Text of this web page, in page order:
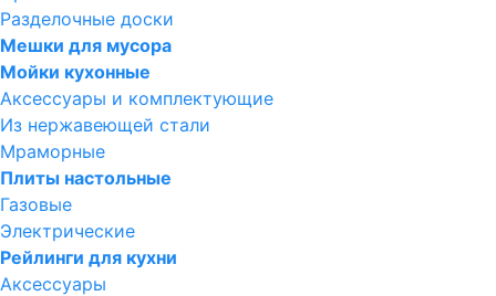
Разделочные доски
Мешки для мусора
Мойки кухонные
Аксессуары и комплектующие
Из нержавеющей стали
Мраморные
Плиты настольные
Газовые
Электрические
Рейлинги для кухни
Аксессуары